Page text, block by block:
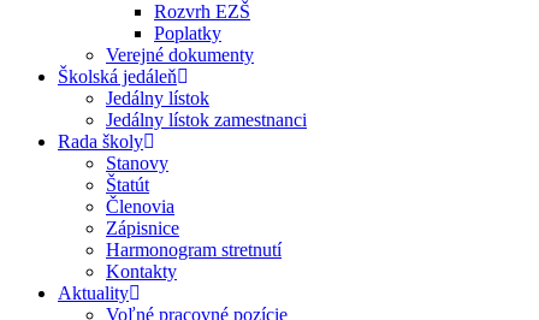
Rozvrh EZŠ
Poplatky
Verejné dokumenty
Školská jedáleň
Jedálny lístok
Jedálny lístok zamestnanci
Rada školy
Stanovy
Štatút
Členovia
Zápisnice
Harmonogram stretnutí
Kontakty
Aktuality
Voľné pracovné pozície